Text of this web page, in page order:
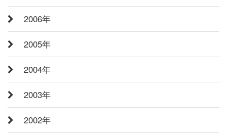
2006年
2005年
2004年
2003年
2002年